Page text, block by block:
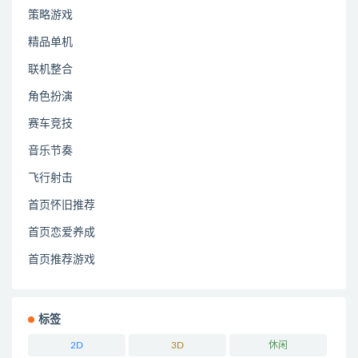
策略游戏
精品单机
联机整合
角色扮演
赛车竞技
音乐节奏
飞行射击
首页怀旧推荐
首页恋爱养成
首页推荐游戏
标签
2D 3D 休闲